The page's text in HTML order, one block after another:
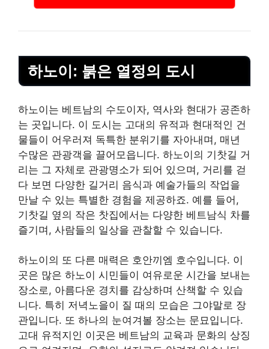
하노이: 붉은 열정의 도시
하노이는 베트남의 수도이자, 역사와 현대가 공존하
는 곳입니다. 이 도시는 고대의 유적과 현대적인 건
물들이 어우러져 독특한 분위기를 자아내며, 매년
수많은 관광객을 끌어모읍니다. 하노이의 기찻길 거
리는 그 자체로 관광명소가 되어 있으며, 거리를 걷
다 보면 다양한 길거리 음식과 예술가들의 작업을
만날 수 있는 특별한 경험을 제공하죠. 예를 들어,
기찻길 옆의 작은 찻집에서는 다양한 베트남식 차를
즐기며, 사람들의 일상을 관찰할 수 있습니다.
하노이의 또 다른 매력은 호안끼엠 호수입니다. 이
곳은 많은 하노이 시민들이 여유로운 시간을 보내는
장소로, 아름다운 경치를 감상하며 산책할 수 있습
니다. 특히 저녁노을이 질 때의 모습은 그야말로 장
관입니다. 또 하나의 눈여겨볼 장소는 문묘입니다.
고대 유적지인 이곳은 베트남의 교육과 문화의 상징